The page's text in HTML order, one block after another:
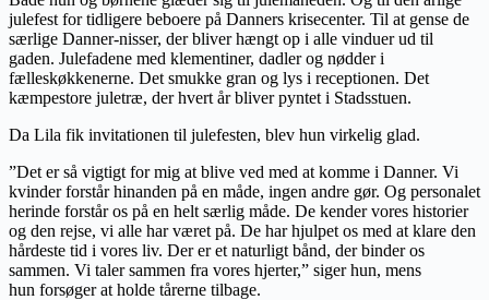
julefest for tidligere beboere på Danners krisecenter. Til at gense de
særlige Danner-nisser, der bliver hængt op i alle vinduer ud til
gaden. Julefadene med klementiner, dadler og nødder i
fælleskøkkenerne. Det smukke gran og lys i receptionen. Det
kæmpestore juletræ, der hvert år bliver pyntet i Stadsstuen.
Da Lila fik invitationen til julefesten, blev hun virkelig glad.
”Det er så vigtigt for mig at blive ved med at komme i Danner. Vi
kvinder forstår hinanden på en måde, ingen andre gør. Og personalet
herinde forstår os på en helt særlig måde. De kender vores historier
og den rejse, vi alle har været på. De har hjulpet os med at klare den
hårdeste tid i vores liv. Der er et naturligt bånd, der binder os
sammen. Vi taler sammen fra vores hjerter,” siger hun, mens
hun forsøger at holde tårerne tilbage.